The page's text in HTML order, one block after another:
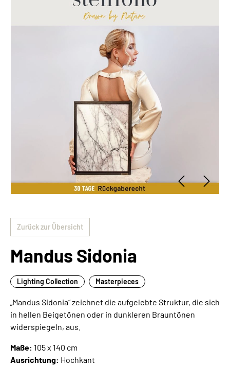
Zurück zur Übersicht
Mandus Sidonia
Lighting Collection Masterpieces
„Mandus Sidonia“ zeichnet die aufgelebte Struktur, die sich
in hellen Beigetönen oder in dunkleren Brauntönen
widerspiegeln, aus.
Maße: 105 x 140 cm
Ausrichtung: Hochkant